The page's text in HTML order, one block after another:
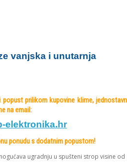
vanjska i unutarnja
prilikom kupovine klime,
naemail:
elektronika.hr
ponudu s dodatnim popustom!
ugradnju u spušteni strop visine od